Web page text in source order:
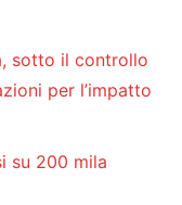
sotto il controllo
per l’impatto
su 200 mila